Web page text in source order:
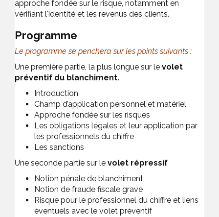
approche fondée sur le risque, notamment en
vérifiant l'identité et les revenus des clients.
Programme
Le programme se penchera sur les points suivants :
Une première partie, la plus longue sur le volet
préventif du blanchiment.
Introduction
Champ d’application personnel et matériel
Approche fondée sur les risques
Les obligations légales et leur application par
les professionnels du chiffre
Les sanctions
Une seconde partie sur le volet répressif
Notion pénale de blanchiment
Notion de fraude fiscale grave
Risque pour le professionnel du chiffre et liens
éventuels avec le volet préventif